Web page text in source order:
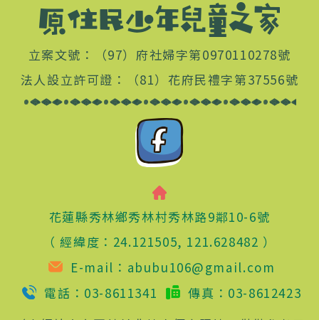
立案文號：
（97）府社婦字第0970110278號
法人設立許可證：
（81）花府民禮字第37556號
花蓮縣秀林鄉秀林村秀林路9鄰10-6號
（經緯度： 24.121505, 121.628482 ）
E-mail： abubu106@gmail.com
電話： 03-8611341 傳真： 03-8612423